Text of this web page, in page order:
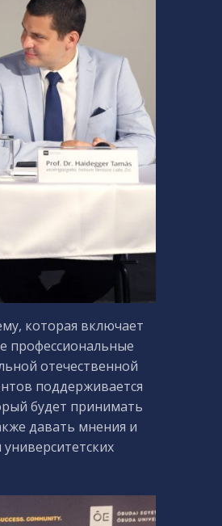
которая включает
профессиональные
отечественной
поддерживается
будет принимать
давать мнения и